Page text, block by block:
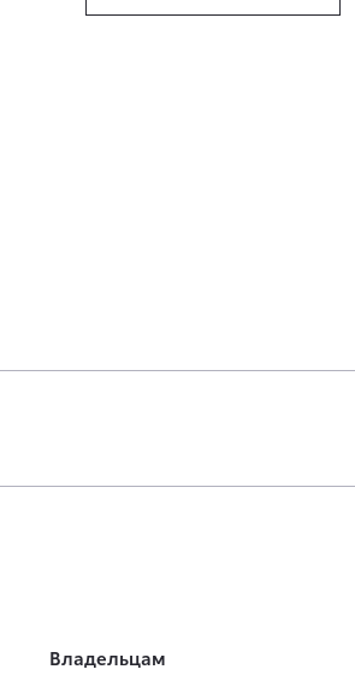
Владельцам